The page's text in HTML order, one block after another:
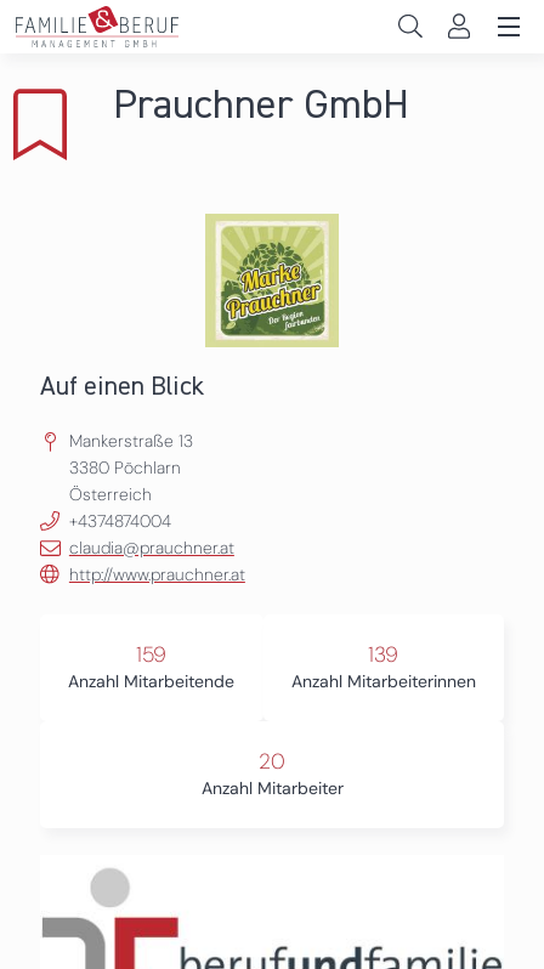
Direkt zum Inhalt
Gemeinden
Prauchner GmbH
Auf einen Blick
Mankerstraße 13
3380 Pöchlarn
Österreich
+4374874004
claudia@prauchner.at
http://www.prauchner.at
159
Anzahl Mitarbeitende
139
Anzahl Mitarbeiterinnen
20
Anzahl Mitarbeiter